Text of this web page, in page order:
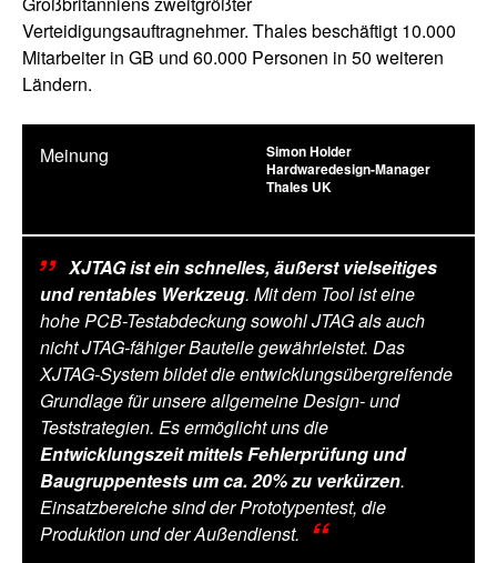
Verteidigungsauftragnehmer. Thales beschäftigt 10.000
Mitarbeiter in GB und 60.000 Personen in 50 weiteren
Ländern.
Meinung
Simon Holder
Hardwaredesign-Manager
Thales UK
XJTAG ist ein schnelles, äußerst vielseitiges
und rentables Werkzeug. Mit dem Tool ist eine
hohe PCB-Testabdeckung sowohl JTAG als auch
nicht JTAG-fähiger Bauteile gewährleistet. Das
XJTAG-System bildet die entwicklungsübergreifende
Grundlage für unsere allgemeine Design- und
Teststrategien. Es ermöglicht uns die
Entwicklungszeit mittels Fehlerprüfung und
Baugruppentests um ca. 20% zu verkürzen.
Einsatzbereiche sind der Prototypentest, die
Produktion und der Außendienst.